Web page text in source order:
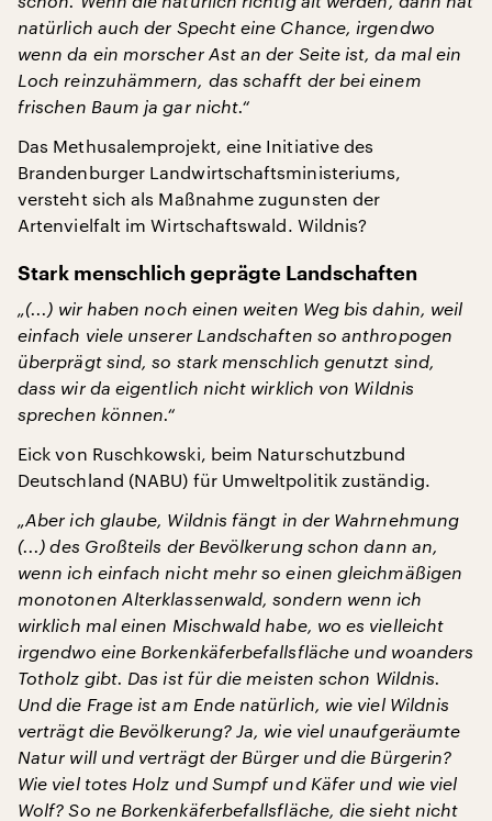
natürlich auch der Specht eine Chance, irgendwo
wenn da ein morscher Ast an der Seite ist, da mal ein
Loch reinzuhämmern, das schafft der bei einem
frischen Baum ja gar nicht.“
Das Methusalemprojekt, eine Initiative des
Brandenburger Landwirtschaftsministeriums,
versteht sich als Maßnahme zugunsten der
Artenvielfalt im Wirtschaftswald. Wildnis?
Stark menschlich geprägte Landschaften
„(...) wir haben noch einen weiten Weg bis dahin, weil
einfach viele unserer Landschaften so anthropogen
überprägt sind, so stark menschlich genutzt sind,
dass wir da eigentlich nicht wirklich von Wildnis
sprechen können.“
Eick von Ruschkowski, beim Naturschutzbund
Deutschland (NABU) für Umweltpolitik zuständig.
„Aber ich glaube, Wildnis fängt in der Wahrnehmung
(...) des Großteils der Bevölkerung schon dann an,
wenn ich einfach nicht mehr so einen gleichmäßigen
monotonen Alterklassenwald, sondern wenn ich
wirklich mal einen Mischwald habe, wo es vielleicht
irgendwo eine Borkenkäferbefallsfläche und woanders
Totholz gibt. Das ist für die meisten schon Wildnis.
Und die Frage ist am Ende natürlich, wie viel Wildnis
verträgt die Bevölkerung?Ja, wie viel unaufgeräumte
Natur will und verträgt der Bürger und die Bürgerin?
Wie viel totes Holz und Sumpf und Käfer und wie viel
Wolf?So ne Borkenkäferbefallsfläche, die sieht nicht